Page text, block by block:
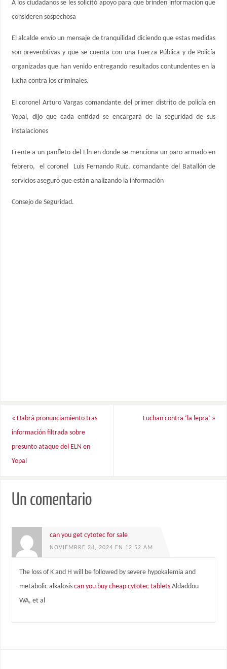
A los ciudadanos se les solicitó apoyo para que brinden información que
consideren sospechosa
El alcalde envío un mensaje de tranquilidad diciendo que estas medidas
son prevenbtivas y que se cuenta con una Fuerza Pública y de Policía
organizadas que han venido entregando resultados contundentes en la
lucha contra los criminales.
El coronel Arturo Vargas comandante del primer distrito de policía en
Yopal, dijo que cada entidad se encargará de la seguridad de sus
instalaciones
Frente a un panfleto del Eln en donde se menciona un paro armado en
febrero, el coronel Luis Fernando Ruíz, comandante del Batallón de
servicios aseguró que están analizando la información
Consejo de Seguridad.
« Habrá pronunciamiento tras
información filtrada sobre
presunto ataque del ELN en
Yopal
Luchan contra ‘la lepra’ »
Un comentario
can you get cytotec for sale
NOVIEMBRE 28, 2024 EN 12:52 AM
The loss of K and H will be followed by severe hypokalemia and
metabolic alkalosis can you buy cheap cytotec tabletsAldaddou
WA, et al